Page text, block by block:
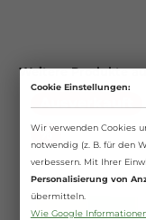
Weitere Produkte
Ausverkauft
%
Cookie Einstellungen:
Wir verwenden Cookies
notwendig (z. B. für den
verbessern. Mit Ihrer
Personalisierung von
übermitteln.
Wie Google